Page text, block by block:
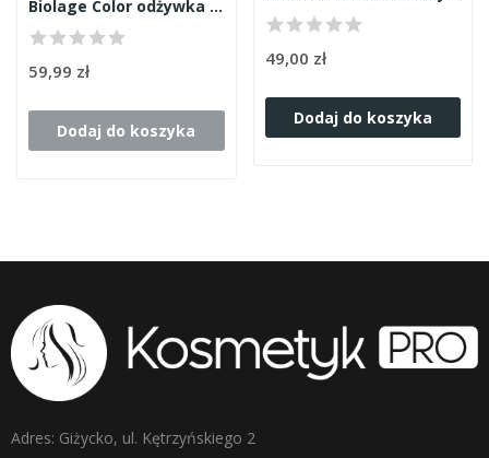
Biolage Color odżywka 200ml
59,99 zł
Dodaj do koszyka
49,00 zł
Dodaj do koszyka
Adres: Giżycko, ul. Kętrzyńskiego 2